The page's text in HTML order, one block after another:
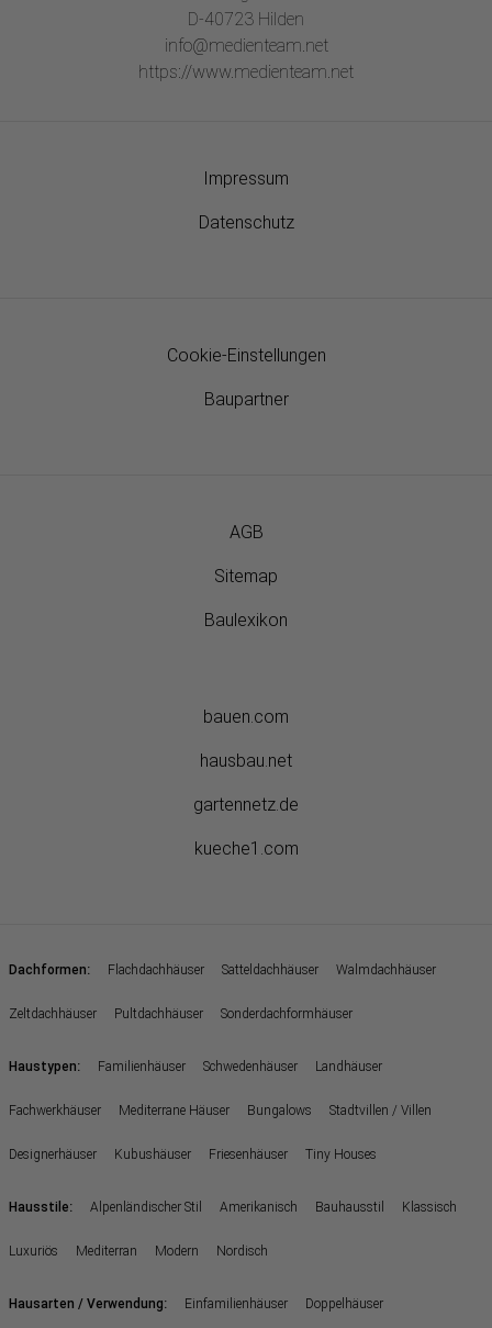
D-40723 Hilden
info@medienteam.net
https://www.medienteam.net
Impressum
Datenschutz
Cookie-Einstellungen
Baupartner
AGB
Sitemap
Baulexikon
bauen.com
hausbau.net
gartennetz.de
kueche1.com
Dachformen: Flachdachhäuser Satteldachhäuser Walmdachhäuser
Zeltdachhäuser Pultdachhäuser Sonderdachformhäuser
Haustypen: Familienhäuser Schwedenhäuser Landhäuser
Fachwerkhäuser Mediterrane Häuser Bungalows Stadtvillen / Villen
Designerhäuser Kubushäuser Friesenhäuser Tiny Houses
Hausstile: Alpenländischer Stil Amerikanisch Bauhausstil Klassisch
Luxuriös Mediterran Modern Nordisch
Hausarten / Verwendung: Einfamilienhäuser Doppelhäuser